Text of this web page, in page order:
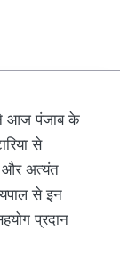
ने आज पंजाब के
से
और अत्यंत
से इन
प्रदान